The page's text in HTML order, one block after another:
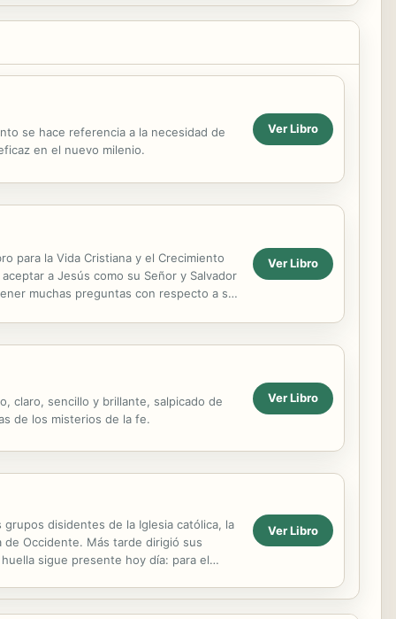
se hace referencia a la necesidad de
en el nuevo milenio.
Ver Libro
para la Vida Cristiana y el Crecimiento
a Jesús como su Señor y Salvador
muchas preguntas con respecto a su
Ver Libro
claro, sencillo y brillante, salpicado de
de los misterios de la fe.
Ver Libro
disidentes de la Iglesia católica, la
Occidente. Más tarde dirigió sus
sigue presente hoy día: para el
Ver Libro